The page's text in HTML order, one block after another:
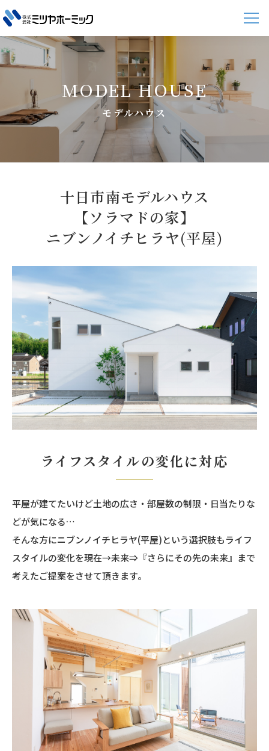
MODEL HOUSE
モデルハウス
十日市南モデルハウス
【ソラマドの家】
ニブンノイチヒラヤ(平屋)
ライフスタイルの変化に対応
平屋が建てたいけど土地の広さ・部屋数の制限・日当たりな
どが気になる…
そんな方にニブンノイチヒラヤ(平屋)という選択肢もライフ
スタイルの変化を現在→未来⇒『さらにその先の未来』まで
考えたご提案をさせて頂きます。